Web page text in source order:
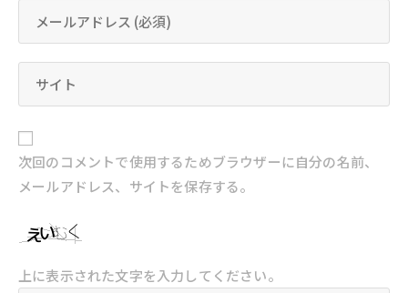
次回のコメントで使用するためブラウザーに自分の名前、
メールアドレス、サイトを保存する。
上に表示された文字を入力してください。